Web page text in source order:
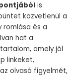
is
közvetlenül a
romlása és a
hat a
amely jól
linkeket,
olvasó figyelmét,